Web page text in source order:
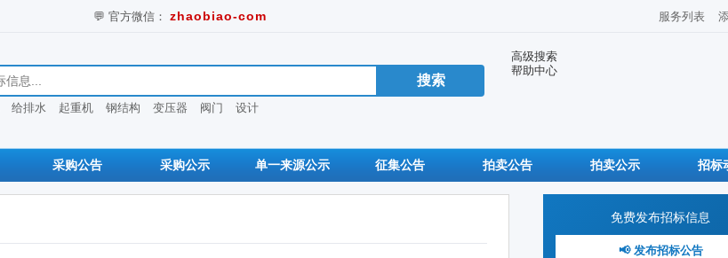
💬 官方微信： zhaobiao-com 服务列表
给排水 起重机 钢结构 变压器 阀门 设计
高级搜索
帮助中心
采购公告 采购公示 单一来源公示 征集公告 拍卖公告 拍卖公示 招标
免费发布招标信息
📢 发布招标公告